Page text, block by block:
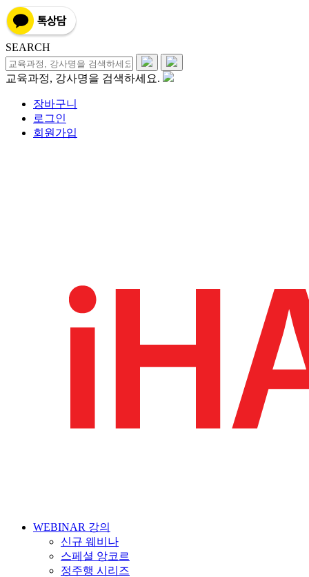
SEARCH
교육과정, 강사명을 검색하세요.
장바구니
로그인
회원가입
WEBINAR 강의
신규 웨비나
스페셜 앙코르
정주행 시리즈